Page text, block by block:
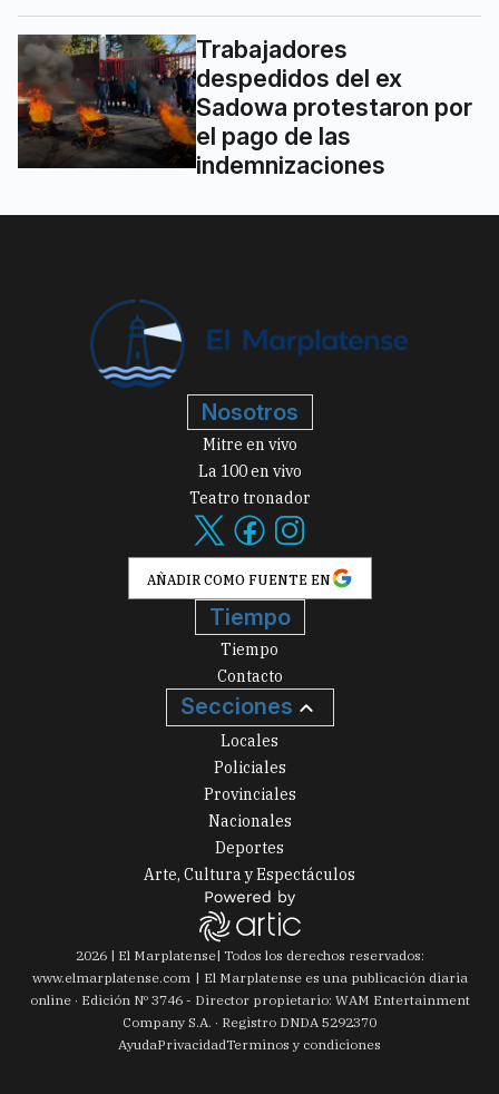
Trabajadores
despedidos del ex
Sadowa protestaron por
el pago de las
indemnizaciones
Nosotros
Mitre en vivo
La 100 en vivo
Teatro tronador
AÑADIR COMO FUENTE EN
Tiempo
Tiempo
Contacto
Secciones
Locales
Policiales
Provinciales
Nacionales
Deportes
Arte, Cultura y Espectáculos
2026| El Marplatense| Todos los derechos reservados:
www.elmarplatense.com
El Marplatense es una publicación diaria
online · Edición Nº 3746- Director propietario: WAM Entertainment
Company S.A. · Registro DNDA 5292370
AyudaPrivacidadTerminos y condiciones